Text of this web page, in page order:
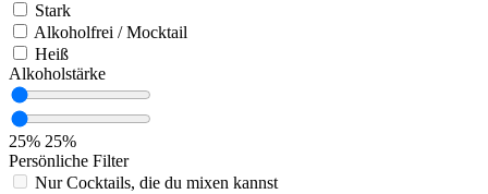
Stark
Alkoholfrei / Mocktail
Heiß
Alkoholstärke
25% 25%
Persönliche Filter
Nur Cocktails, die du mixen kannst